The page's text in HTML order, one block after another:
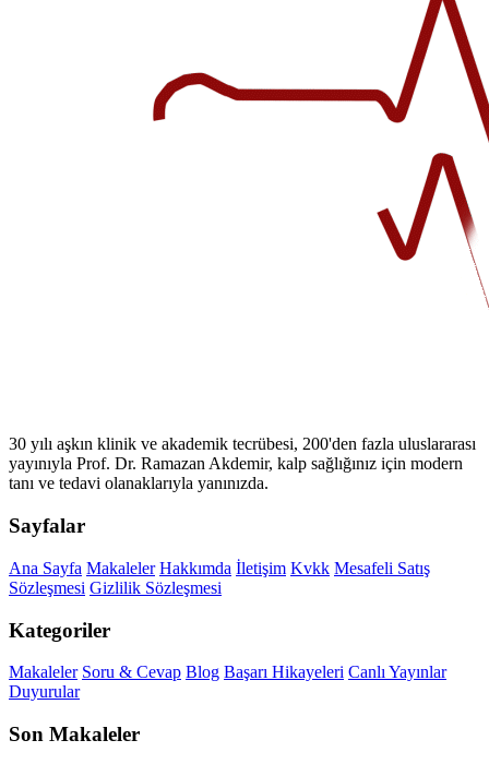
30 yılı aşkın klinik ve akademik tecrübesi, 200'den fazla uluslararası
yayınıyla Prof. Dr. Ramazan Akdemir, kalp sağlığınız için modern
tanı ve tedavi olanaklarıyla yanınızda.
Sayfalar
Ana Sayfa Makaleler Hakkımda İletişim Kvkk Mesafeli Satış
Sözleşmesi Gizlilik Sözleşmesi
Kategoriler
Makaleler Soru & Cevap Blog Başarı Hikayeleri Canlı Yayınlar
Duyurular
Son Makaleler